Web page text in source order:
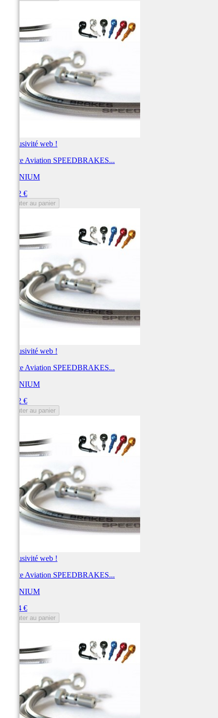
Exclusivité web !
Durite Aviation SPEEDBRAKES...
TECNIUM
44,12 €
Ajouter au panier
Exclusivité web !
Durite Aviation SPEEDBRAKES...
TECNIUM
44,12 €
Ajouter au panier
Exclusivité web !
Durite Aviation SPEEDBRAKES...
TECNIUM
43,14 €
Ajouter au panier